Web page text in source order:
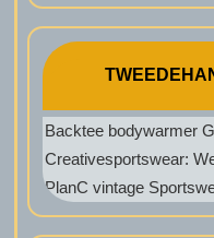
Backtee bodywarmer
Creativesportswear:
PlanC vintage